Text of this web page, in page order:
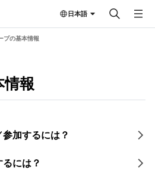
日本語
プの基本情報
報
加するには？
には？